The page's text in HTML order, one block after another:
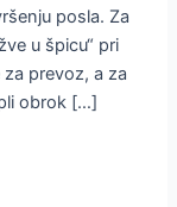
posla. Za
u špicu“ pri
prevoz, a za
obrok […]